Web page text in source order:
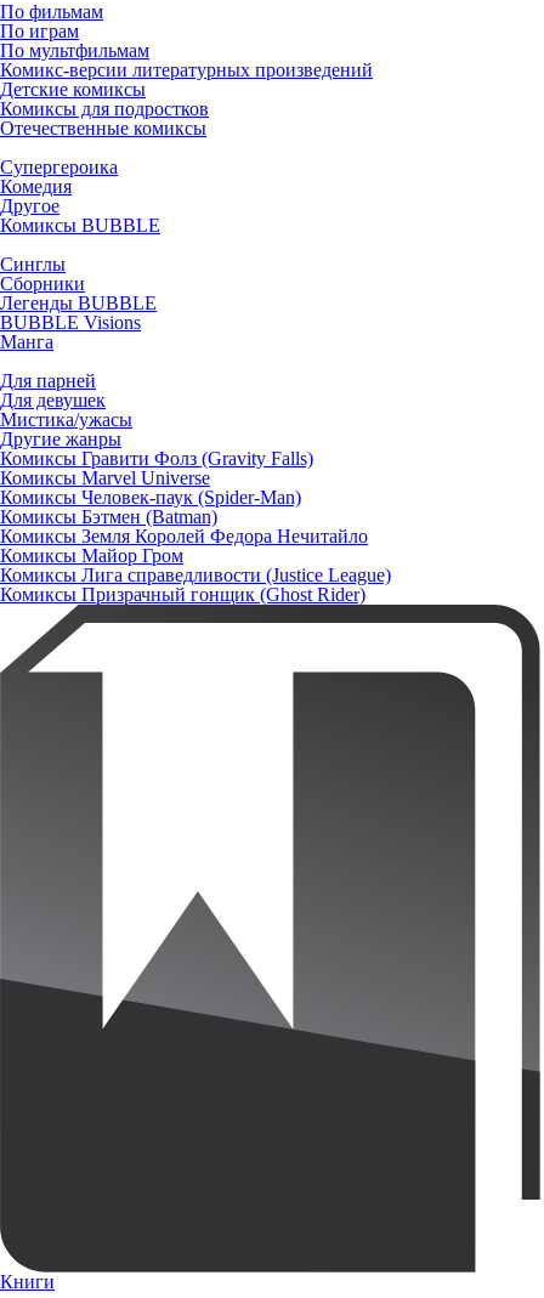
По фильмам
По играм
По мультфильмам
Комикс-версии литературных произведений
Детские комиксы
Комиксы для подростков
Отечественные комиксы
Супергероика
Комедия
Другое
Комиксы BUBBLE
Синглы
Сборники
Легенды BUBBLE
BUBBLE Visions
Манга
Для парней
Для девушек
Мистика/ужасы
Другие жанры
Комиксы Гравити Фолз (Gravity Falls)
Комиксы Marvel Universe
Комиксы Человек-паук (Spider-Man)
Комиксы Бэтмен (Batman)
Комиксы Земля Королей Федора Нечитайло
Комиксы Майор Гром
Комиксы Лига справедливости (Justice League)
Комиксы Призрачный гонщик (Ghost Rider)
Книги